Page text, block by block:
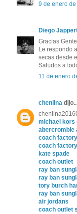
9 de enero
Diego
Gracias
Le respondo
secas desde
Saludos a
11 de enero
chenlina
michael kors
abercrombie
coach
coach
kate spade
coach outlet
ray ban
ray ban
tory burch
ray ban
air jordans
coach outlet